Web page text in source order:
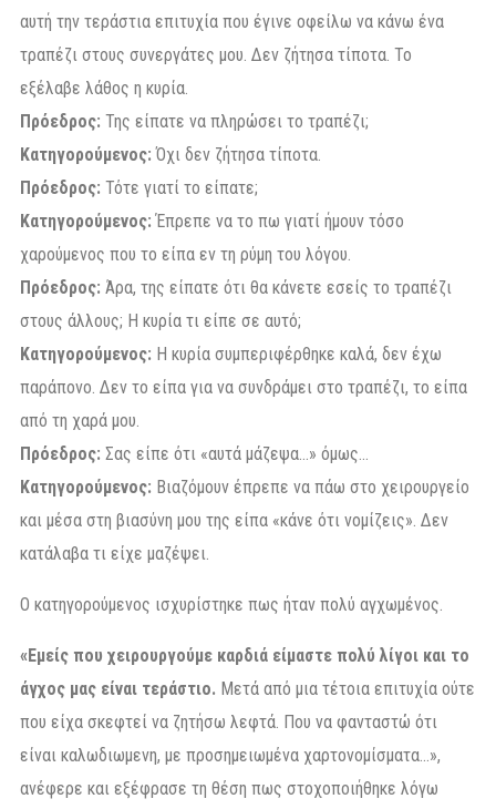
αυτή την τεράστια επιτυχία που έγινε οφείλω να κάνω ένα
τραπέζι στους συνεργάτες μου. Δεν ζήτησα τίποτα. Το
εξέλαβε λάθος η κυρία.
Πρόεδρος: Της είπατε να πληρώσει το τραπέζι;
Κατηγορούμενος: Όχι δεν ζήτησα τίποτα.
Πρόεδρος: Τότε γιατί το είπατε;
Κατηγορούμενος:Έπρεπε να το πω γιατί ήμουν τόσο
χαρούμενος που το είπα εν τη ρύμη του λόγου.
Πρόεδρος: Άρα, της είπατε ότι θα κάνετε εσείς το τραπέζι
στους άλλους; Η κυρία τι είπε σε αυτό;
Κατηγορούμενος: Η κυρία συμπεριφέρθηκε καλά, δεν έχω
παράπονο. Δεν το είπα για να συνδράμει στο τραπέζι, το είπα
από τη χαρά μου.
Πρόεδρος: Σας είπε ότι «αυτά μάζεψα…» όμως…
Κατηγορούμενος: Βιαζόμουν έπρεπε να πάω στο χειρουργείο
και μέσα στη βιασύνη μου της είπα «κάνε ότι νομίζεις». Δεν
κατάλαβα τι είχε μαζέψει.
Ο κατηγορούμενος ισχυρίστηκε πως ήταν πολύ αγχωμένος.
«Εμείς που χειρουργούμε καρδιά είμαστε πολύ λίγοι και το
άγχος μας είναι τεράστιο. Μετά από μια τέτοια επιτυχία ούτε
που είχα σκεφτεί να ζητήσω λεφτά. Που να φανταστώ ότι
είναι καλωδιωμενη, με προσημειωμένα χαρτονομίσματα…»,
ανέφερε και εξέφρασε τη θέση πως στοχοποιήθηκε λόγω